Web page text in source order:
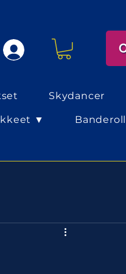
Skydancer
▼